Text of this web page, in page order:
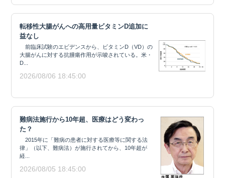
転移性大腸がんへの高用量ビタミンD追加に
益なし
前臨床試験のエビデンスから、ビタミンD（VD）の
大腸がんに対する抗腫瘍作用が示唆されている。米・
D...
2026/08/06 18:45:00
難病法施行から10年超、医療はどう変わっ
た？
2015年に「難病の患者に対する医療等に関する法
律」（以下、難病法）が施行されてから、10年超が
経...
2026/08/05 18:45:00